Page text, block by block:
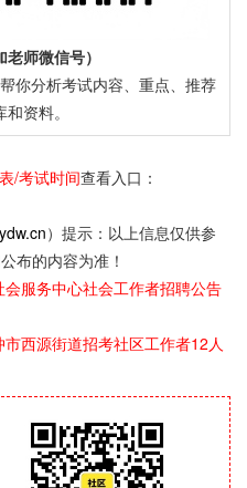
老师微信号）
你分析考试内容、重点、推荐
资料。
/考试时间查看入口：
）提示：以上信息仅供参
布的内容为准！
服务中心社会工作者招聘公告
西源街道招考社区工作者12人